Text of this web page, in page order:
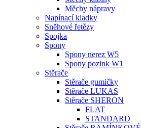
Měchy nápravy
Napínací kladky
Sněhové řetězy
Spojka
Spony
Spony nerez W5
Spony pozink W1
Stěrače
Stěrače gumičky
Stěrače LUKAS
Stěrače SHERON
FLAT
STANDARD